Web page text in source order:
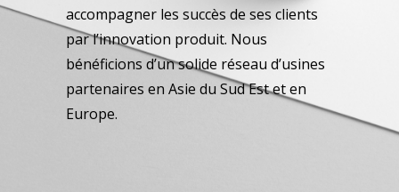
accompagner les succès de ses clients
par l’innovation produit. Nous
bénéficions d’un solide réseau d’usines
partenaires en Asie du Sud Est et en
Europe.